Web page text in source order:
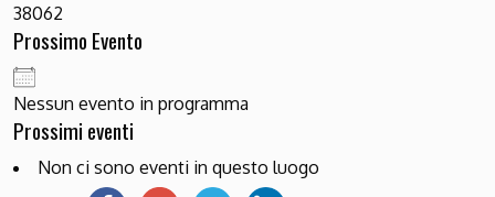
38062
Prossimo Evento
Nessun evento in programma
Prossimi eventi
Non ci sono eventi in questo luogo